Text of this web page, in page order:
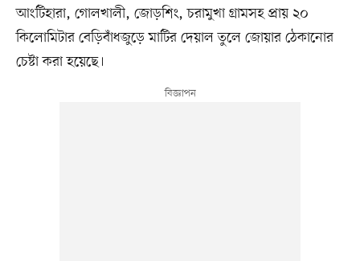
আংটিহারা, গোলখালী, জোড়শিং, চরামুখা গ্রামসহ প্রায় ২০
কিলোমিটার বেড়িবাঁধজুড়ে মাটির দেয়াল তুলে জোয়ার ঠেকানোর
চেষ্টা করা হয়েছে।